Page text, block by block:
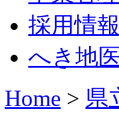
採用情報
へき地
Home > 県